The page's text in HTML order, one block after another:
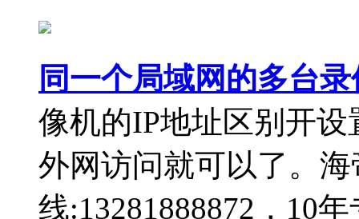
同一个局域网的多台
像机的IP地址区别开
外网访问就可以了。
线:13281888872，10